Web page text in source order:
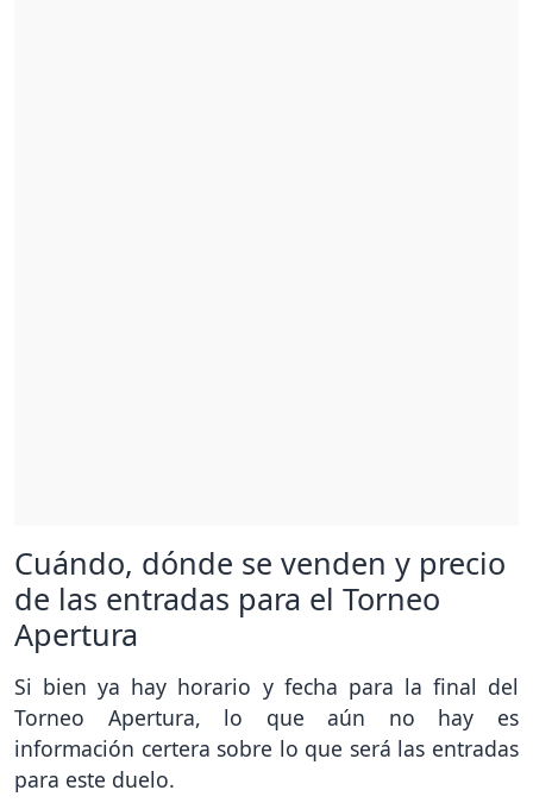
Cuándo, dónde se venden y precio
de las entradas para el Torneo
Apertura
Si bien ya hay horario y fecha para la final del
Torneo Apertura, lo que aún no hay es
información certera sobre lo que será las entradas
para este duelo.